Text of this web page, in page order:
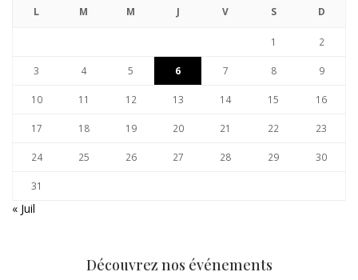
L M M J V S D
1 2
3 4 5 6 7 8 9
10 11 12 13 14 15 16
17 18 19 20 21 22 23
24 25 26 27 28 29 30
31
« Juil
Découvrez nos événements